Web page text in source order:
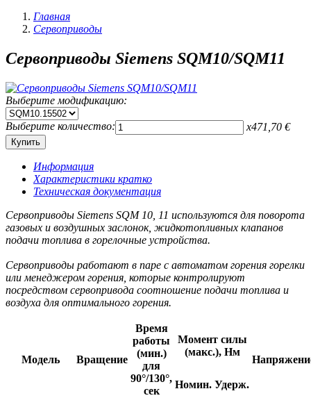
Главная
Сервоприводы
Сервоприводы Siemens SQM10/SQM11
Выберите модификацию:
Выберите количество: x471,70 €
Информация
Характеристики кратко
Техническая документация
Сервоприводы Siemens SQM 10, 11 используются для поворота
газовых и воздушных заслонок, жидкотопливных клапанов
подачи топлива в горелочные устройства.
Сервоприводы работают в паре с автоматом горения горелки
или менеджером горения, которые контролируют
посредством сервопривода соотношение подачи топлива и
воздуха для оптимального горения.
Модель Вращение
Время
работы
(мин.)
для
90°/130°,
сек
Момент силы
(макс.), Нм
Номин. Удерж.